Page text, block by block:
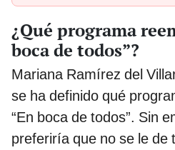
¿Qué programa
boca de todos”?
Mariana Ramírez del
se ha definido qué
“En boca de todos”. Sin
preferiría que no se le de